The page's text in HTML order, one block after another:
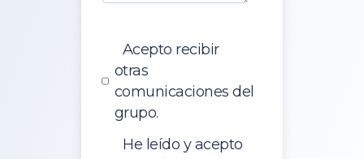
Acepto recibir
otras
comunicaciones del
grupo.
He leído y acepto